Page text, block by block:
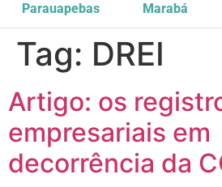
Parauapebas Marabá
Tag: DREI
Artigo: os
empresariais em
decorrência da